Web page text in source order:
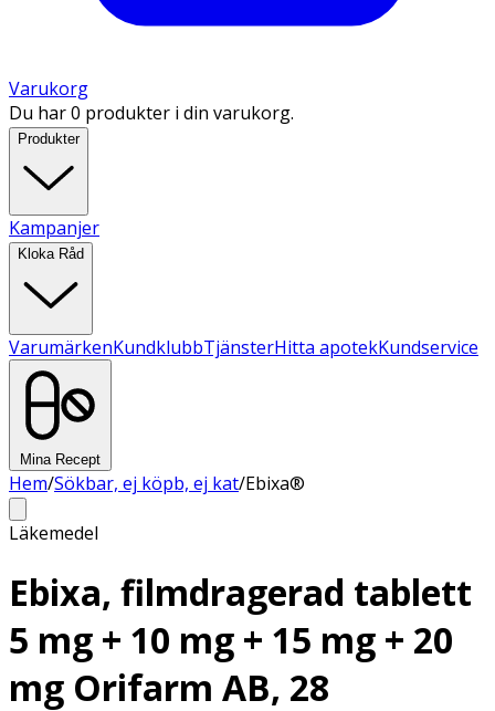
Varukorg
Du har 0 produkter i din varukorg.
Produkter
Kampanjer
Kloka Råd
VarumärkenKundklubbTjänsterHitta apotekKundservice
Mina Recept
Hem/Sökbar, ej köpb, ej kat/Ebixa®
Läkemedel
Ebixa, filmdragerad tablett
5 mg + 10 mg + 15 mg + 20
mg Orifarm AB, 28